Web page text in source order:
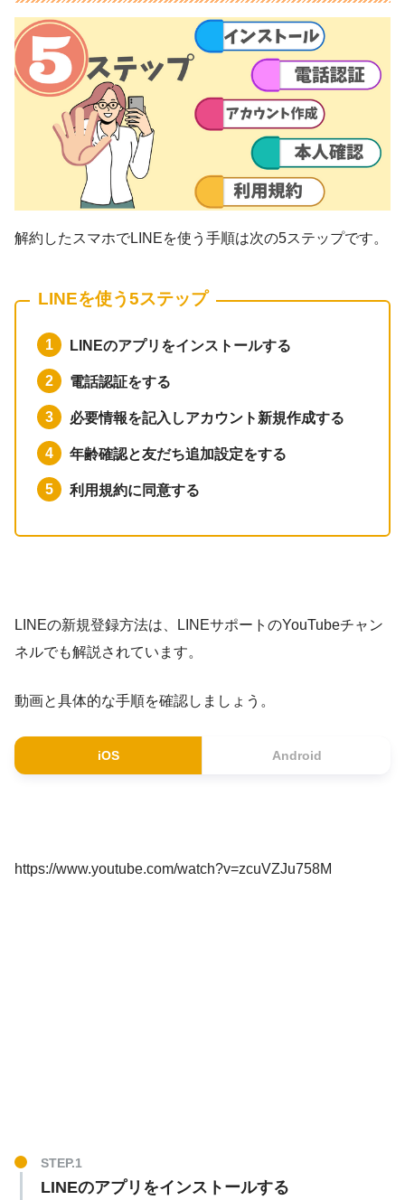
解約したスマホでLINEを使う手順は次の5ステップです。
LINEを使う5ステップ
LINEのアプリをインストールする
電話認証をする
必要情報を記入しアカウント新規作成する
年齢確認と友だち追加設定をする
利用規約に同意する
LINEの新規登録方法は、LINEサポートのYouTubeチャン
ネルでも解説されています。
動画と具体的な手順を確認しましょう。
iOS Android
https://www.youtube.com/watch?v=zcuVZJu758M
LINEのアプリをインストールする